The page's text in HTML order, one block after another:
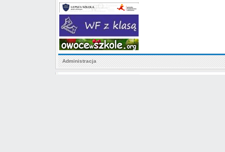
Administracja